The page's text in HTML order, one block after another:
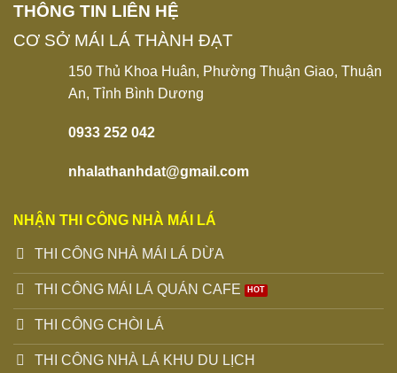
THÔNG TIN LIÊN HỆ
CƠ SỞ MÁI LÁ THÀNH ĐẠT
150 Thủ Khoa Huân, Phường Thuận Giao, Thuận
An, Tỉnh Bình Dương
0933 252 042
nhalathanhdat@gmail.com
NHẬN THI CÔNG NHÀ MÁI LÁ
THI CÔNG NHÀ MÁI LÁ DỪA
THI CÔNG MÁI LÁ QUÁN CAFE
THI CÔNG CHÒI LÁ
THI CÔNG NHÀ LÁ KHU DU LỊCH